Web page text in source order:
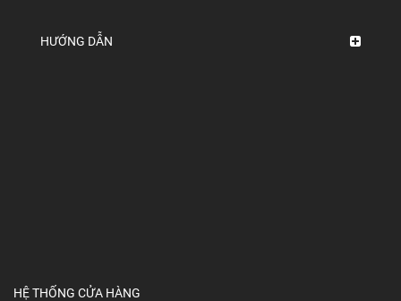
HƯỚNG DẪN
HỆ THỐNG CỬA HÀNG